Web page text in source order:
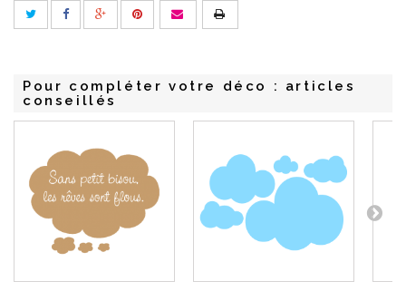
Pour compléter votre déco : articles
conseillés